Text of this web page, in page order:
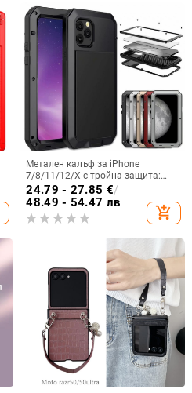
Метален калъф за iPhone
7/8/11/12/X с тройна защита:
удароустойчив, прахоустойчив и
запечатан
24.79 - 27.85 €/
48.49 - 54.47 лв
add_shopping_cart